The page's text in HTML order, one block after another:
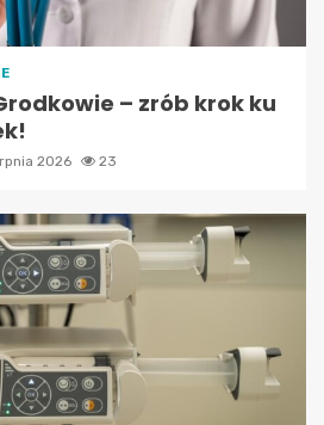
– zrób krok ku
2026 23